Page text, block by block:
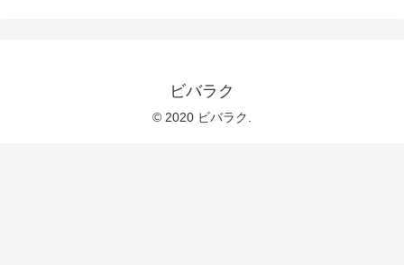
ビバラク
© 2020 ビバラク.